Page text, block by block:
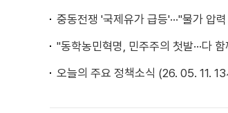
중동전쟁 '국제유가 급등'···"물가 압
"동학농민혁명, 민주주의 첫발···다
오늘의 주요 정책소식 (26. 05. 11. 13